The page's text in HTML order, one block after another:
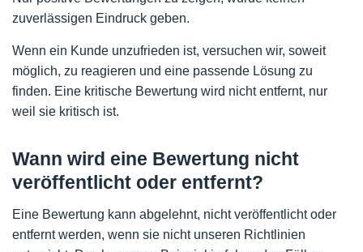
zuverlässigen Eindruck geben.
Wenn ein Kunde unzufrieden ist, versuchen wir, soweit
möglich, zu reagieren und eine passende Lösung zu
finden. Eine kritische Bewertung wird nicht entfernt, nur
weil sie kritisch ist.
Wann wird eine Bewertung nicht
veröffentlicht oder entfernt?
Eine Bewertung kann abgelehnt, nicht veröffentlicht oder
entfernt werden, wenn sie nicht unseren Richtlinien